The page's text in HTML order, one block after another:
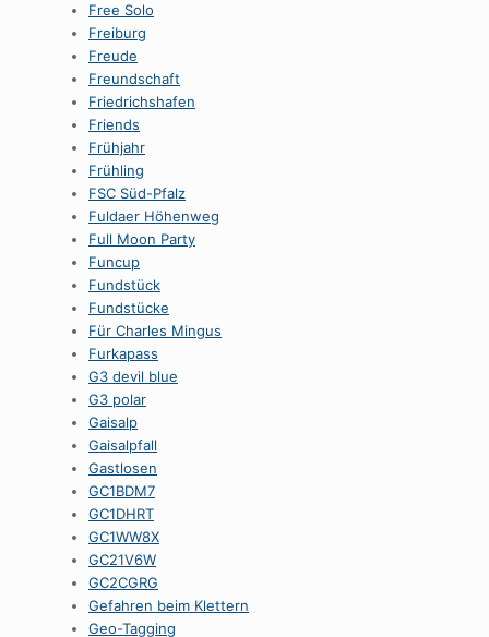
Free Solo
Freiburg
Freude
Freundschaft
Friedrichshafen
Friends
Frühjahr
Frühling
FSC Süd-Pfalz
Fuldaer Höhenweg
Full Moon Party
Funcup
Fundstück
Fundstücke
Für Charles Mingus
Furkapass
G3 devil blue
G3 polar
Gaisalp
Gaisalpfall
Gastlosen
GC1BDM7
GC1DHRT
GC1WW8X
GC21V6W
GC2CGRG
Gefahren beim Klettern
Geo-Tagging